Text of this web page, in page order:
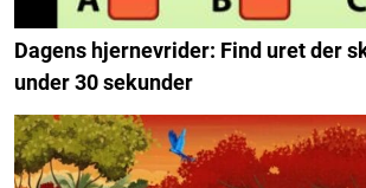
Dagens hjernevrider: Find uret der
under 30 sekunder